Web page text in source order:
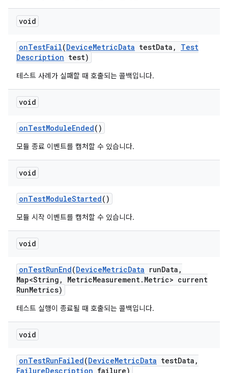
void
onTestFail(DeviceMetricData testData ,
Test
Description test)
테스트 사례가 실패할 때 호출되는 콜백입니다.
void
onTestModuleEnded()
모듈 종료 이벤트를 캡처할 수 있습니다.
void
onTestModuleStarted()
모듈 시작 이벤트를 캡처할 수 있습니다.
void
onTestRunEnd(DeviceMetricData runData ,
Map<String , MetricMeasurement. Metric> current
RunMetrics)
테스트 실행이 종료될 때 호출되는 콜백입니다.
void
onTestRunFailed(DeviceMetricData testData ,
FailureDescription failure)